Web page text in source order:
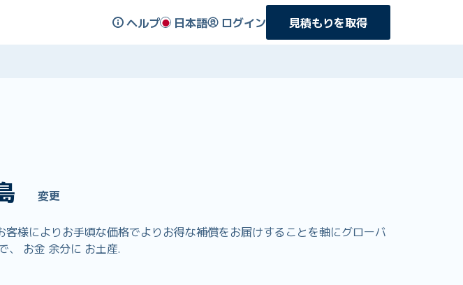
ヘルプ 日本語 ログイン
見積もりを取得
変更
様によりお手頃な価格でよりお得な補償をお届けすることを軸にグローバ
、 お金 余分に お土産.